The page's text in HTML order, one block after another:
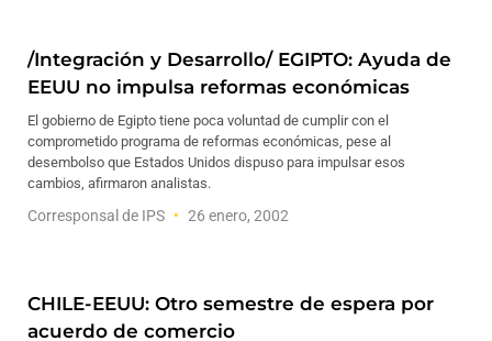
/Integración y Desarrollo/ EGIPTO: Ayuda de
EEUU no impulsa reformas económicas
El gobierno de Egipto tiene poca voluntad de cumplir con el
comprometido programa de reformas económicas, pese al
desembolso que Estados Unidos dispuso para impulsar esos
cambios, afirmaron analistas.
Corresponsal de IPS 26 enero, 2002
CHILE-EEUU: Otro semestre de espera por
acuerdo de comercio